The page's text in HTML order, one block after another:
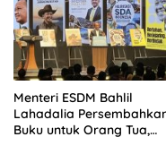
Menteri ESDM Bahlil
Lahadalia
Buku untuk Orang Tua,